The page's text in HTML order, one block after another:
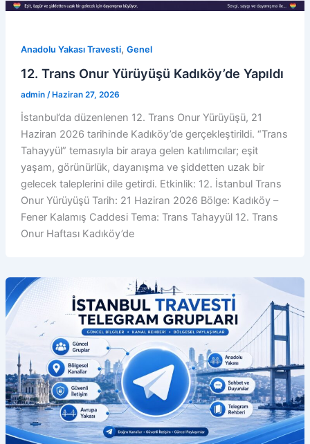
Anadolu Yakası Travesti, Genel
12. Trans Onur Yürüyüşü Kadıköy’de Yapıldı
admin /Haziran 27, 2026
İstanbul’da düzenlenen 12. Trans Onur Yürüyüşü, 21
Haziran 2026 tarihinde Kadıköy’de gerçekleştirildi. “Trans
Tahayyül” temasıyla bir araya gelen katılımcılar; eşit
yaşam, görünürlük, dayanışma ve şiddetten uzak bir
gelecek taleplerini dile getirdi. Etkinlik: 12. İstanbul Trans
Onur Yürüyüşü Tarih: 21 Haziran 2026 Bölge: Kadıköy –
Fener Kalamış Caddesi Tema: Trans Tahayyül 12. Trans
Onur Haftası Kadıköy’de